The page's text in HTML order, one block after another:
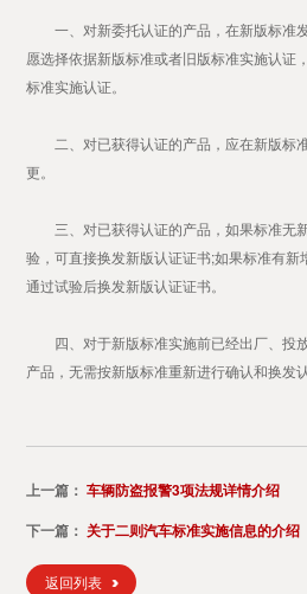
一、对新委托认证的产品，在新版标准
愿选择依据新版标准或者旧版标准实施认证
标准实施认证。
二、对已获得认证的产品，应在新版标
更。
三、对已获得认证的产品，如果标准无
验，可直接换发新版认证证书;如果标准有新
通过试验后换发新版认证证书。
四、对于新版标准实施前已经出厂、投
产品，无需按新版标准重新进行确认和换发认
上一篇：车辆防盗报警3项法规详情介绍
下一篇： 关于二则汽车标准实施信息的介绍
返回列表